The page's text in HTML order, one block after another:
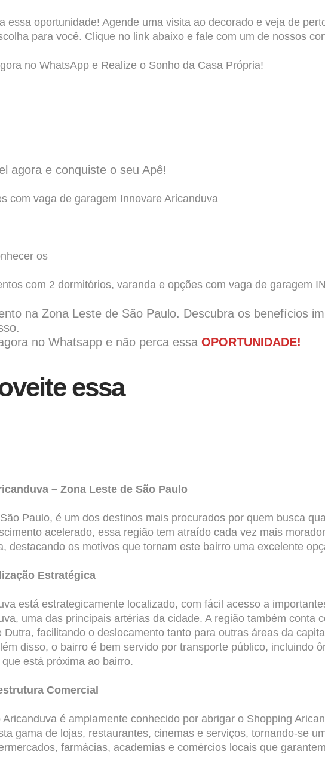
essa oportunidade! Agende uma visita ao decorado e veja de
para você. Clique no link abaixo e fale com um de nossos
no WhatsApp e Realize o Sonho da Casa Própria!
agora e conquiste o seu Apê!
com vaga de garagem Innovare Aricanduva
os
com 2 dormitórios, varanda e opções com vaga de garagem
na Zona Leste de São Paulo. Descubra os benefícios
no Whatsapp e não perca essa OPORTUNIDADE!
essa
– Zona Leste de São Paulo
Paulo, é um dos destinos mais procurados por quem busca
acelerado, essa região tem atraído cada vez mais
destacando os motivos que tornam este bairro uma excelente
Estratégica
está estrategicamente localizado, com fácil acesso a
uma das principais artérias da cidade. A região também conta
Dutra, facilitando o deslocamento tanto para outras áreas da
disso, o bairro é bem servido por transporte público, incluindo
está próxima ao bairro.
Comercial
Aricanduva é amplamente conhecido por abrigar o Shopping
gama de lojas, restaurantes, cinemas e serviços, tornando-se
farmácias, academias e comércios locais que